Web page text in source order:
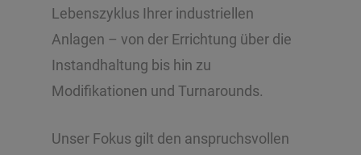
Lebenszyklus Ihrer industriellen
Anlagen – von der Errichtung über die
Instandhaltung bis hin zu
Modifikationen und Turnarounds.
Unser Fokus gilt den anspruchsvollen